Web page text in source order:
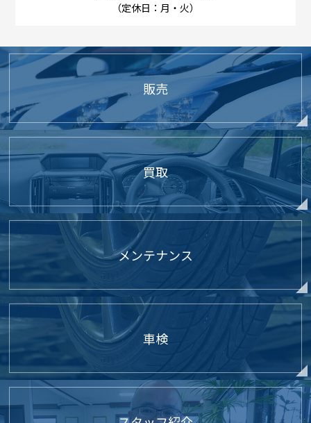
（定休日：月・火）
販売
買取
メンテナンス
車検